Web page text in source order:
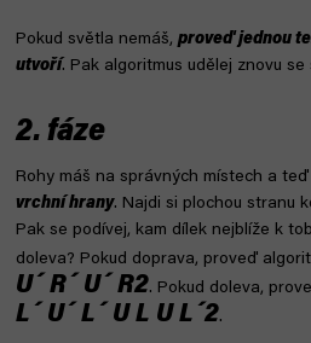
Pokud světla nemáš, proveď jednou
utvoří. Pak algoritmus udělej znovu se
2. fáze
Rohy máš na správných místech a teď
vrchní hrany. Najdi si plochou stranu
Pak se podívej, kam dílek nejblíže k
doleva? Pokud doprava, proveď
U´ R´ U´ R2. Pokud doleva,
L´ U´ L´ U L U L´2.